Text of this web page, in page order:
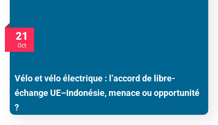
21
Oct
Vélo et vélo électrique : l’accord de libre-
échange UE–Indonésie, menace ou opportunité
?